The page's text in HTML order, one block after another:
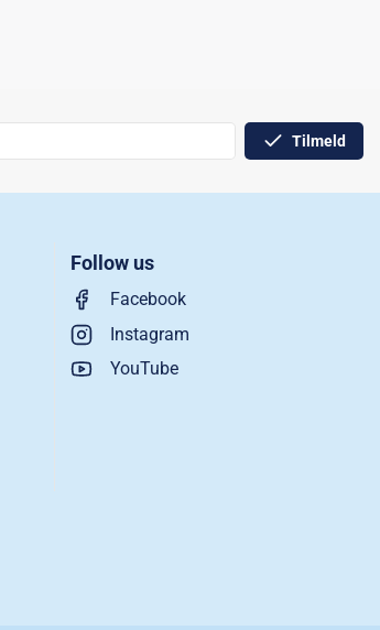
Tilmeld
Follow us
Facebook
Instagram
YouTube